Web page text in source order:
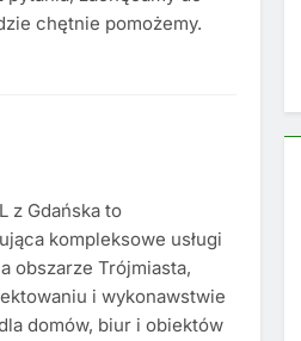
chętnie pomożemy.
z Gdańska to
kompleksowe usługi
obszarze Trójmiasta,
i wykonawstwie
domów, biur i obiektów